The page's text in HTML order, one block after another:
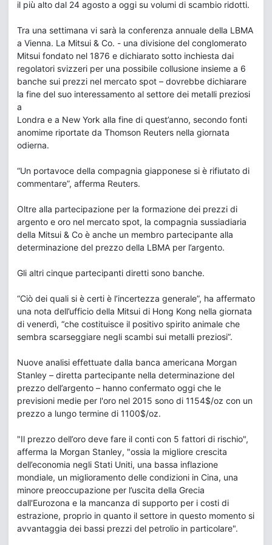
il più alto dal 24 agosto a oggi su volumi di scambio ridotti.
Tra una settimana vi sarà la conferenza annuale della LBMA
a Vienna. La Mitsui & Co. - una divisione del conglomerato
Mitsui fondato nel 1876 e dichiarato sotto inchiesta dai
regolatori svizzeri per una possibile collusione insieme a 6
banche sui prezzi nel mercato spot – dovrebbe dichiarare
la fine del suo interessamento al settore dei metalli preziosi
a
Londra e a New York alla fine di quest’anno, secondo fonti
anomime riportate da Thomson Reuters nella giornata
odierna.
“Un portavoce della compagnia giapponese si è rifiutato di
commentare”, afferma Reuters.
Oltre alla partecipazione per la formazione dei prezzi di
argento e oro nel mercato spot, la compagnia sussiadiaria
della Mitsui & Co è anche un membro partecipante alla
determinazione del prezzo della LBMA per l’argento.
Gli altri cinque partecipanti diretti sono banche.
“Ciò dei quali si è certi è l’incertezza generale”, ha affermato
una nota dell’ufficio della Mitsui di Hong Kong nella giornata
di venerdì, “che costituisce il positivo spirito animale che
sembra scarseggiare negli scambi sui metalli preziosi”.
Nuove analisi effettuate dalla banca americana Morgan
Stanley – diretta partecipante nella determinazione del
prezzo dell’argento – hanno confermato oggi che le
previsioni medie per l'oro nel 2015 sono di 1154$/oz con un
prezzo a lungo termine di 1100$/oz.
"Il prezzo dell’oro deve fare il conti con 5 fattori di rischio",
afferma la Morgan Stanley, "ossia la migliore crescita
dell’economia negli Stati Uniti, una bassa inflazione
mondiale, un miglioramento delle condizioni in Cina, una
minore preoccupazione per l’uscita della Grecia
dall'Eurozona e la mancanza di supporto per i costi di
estrazione, proprio in quanto il settore in questo momento si
avvantaggia dei bassi prezzi del petrolio in particolare".